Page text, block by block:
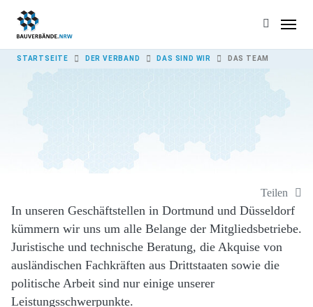
YOU ARE HERE:
STARTSEITE DER VERBAND DAS SIND WIR DAS TEAM
Teilen
In unseren Geschäftstellen in Dortmund und Düsseldorf
kümmern wir uns um alle Belange der Mitgliedsbetriebe.
Juristische und technische Beratung, die Akquise von
ausländischen Fachkräften aus Drittstaaten sowie die
politische Arbeit sind nur einige unserer
Leistungsschwerpunkte.